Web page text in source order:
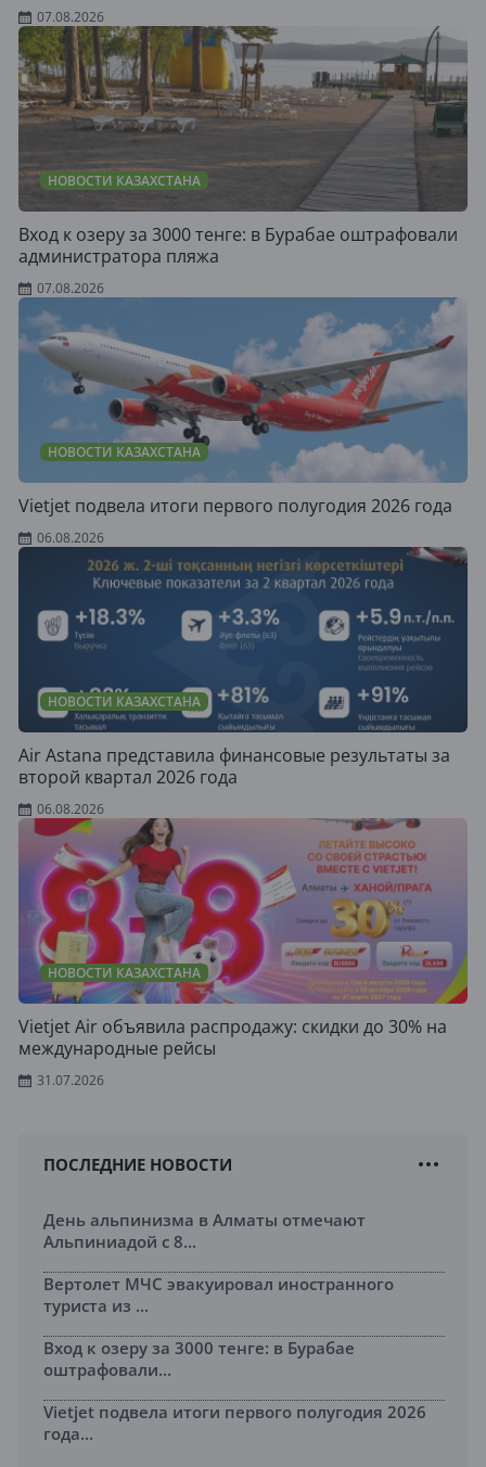
07.08.2026
НОВОСТИ КАЗАХСТАНА
Вход к озеру за 3000 тенге: в Бурабае оштрафовали
администратора пляжа
07.08.2026
НОВОСТИ КАЗАХСТАНА
Vietjet подвела итоги первого полугодия 2026 года
06.08.2026
НОВОСТИ КАЗАХСТАНА
Air Astana представила финансовые результаты за
второй квартал 2026 года
06.08.2026
НОВОСТИ КАЗАХСТАНА
Vietjet Air объявила распродажу: скидки до 30% на
международные рейсы
31.07.2026
ПОСЛЕДНИЕ НОВОСТИ
День альпинизма в Алматы отмечают
Альпиниадой с 8...
Вертолет МЧС эвакуировал иностранного
туриста из ...
Вход к озеру за 3000 тенге: в Бурабае
оштрафовали...
Vietjet подвела итоги первого полугодия 2026
года...